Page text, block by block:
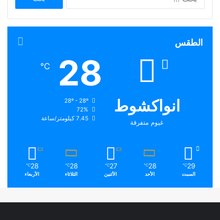
الطقس
انواكشوط
غيوم متفرقة
28
℃
28º - 28º
72%
7.45 كيلومتر/ساعة
29
℃
السبت
28
℃
الأحد
27
℃
الأثنين
28
℃
الثلاثاء
28
℃
الأربعاء